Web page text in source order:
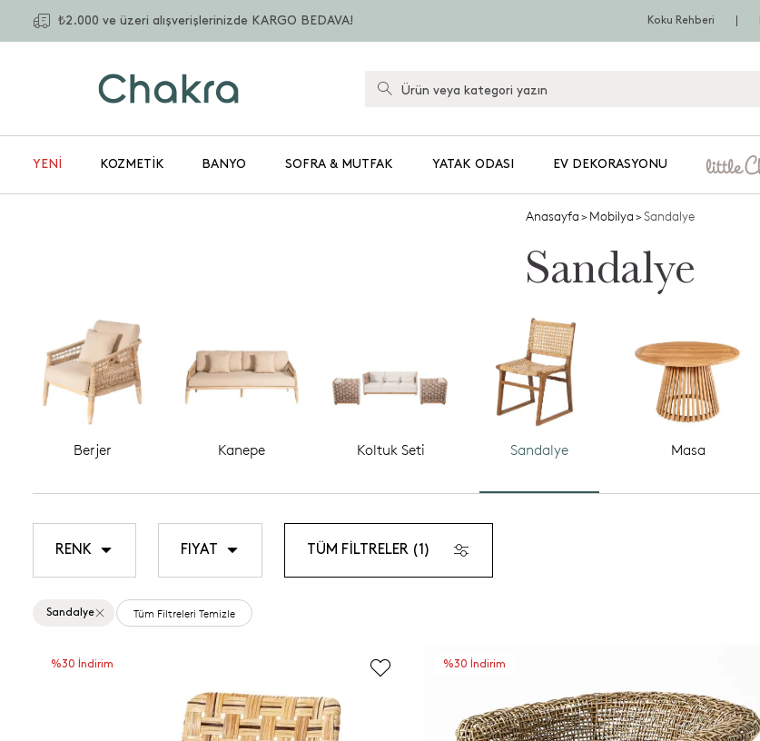
₺2.000 ve üzeri alışverişlerinizde KARGO BEDAVA! Koku Rehberi
YENİ KOZMETIK BANYO SOFRA & MUTFAK YATAK ODASI EV DEKORASYONU
Anasayfa>Mobilya>Sandalye
Sandalye
Berjer Kanepe Koltuk Seti Sandalye Masa
RENK FIYAT TÜM FİLTRELER (1)
Sandalye Tüm Filtreleri Temizle
%30 İndirim %30 İndirim